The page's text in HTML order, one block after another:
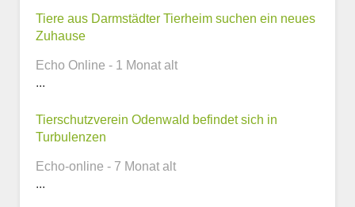
Kontaktmöglichkeiten
E-Mail-Adresse
Telefonnummer
Tiere aus Darmstädter Tierheim suchen ein neues
Zuhause
Echo Online - 1 Monat alt
...
Tierschutzverein Odenwald befindet sich in
Turbulenzen
Echo-online - 7 Monat alt
...